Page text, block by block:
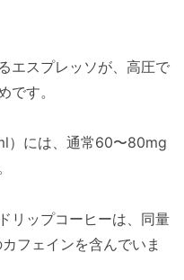
エスプレッソが、高圧で
です。
）には、通常60〜80mg
リップコーヒーは、同量
フェインを含んでいま